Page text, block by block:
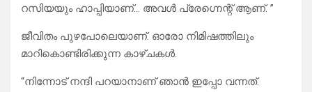
റസിയയും ഹാപ്പിയാണ്… അവൾ പ്രേഗ്നെന്റ് ആണ്. ”
ജീവിതം പുഴപോലെയാണ്. ഓരോ നിമിഷത്തിലും
മാറികൊണ്ടിരിക്കുന്ന കാഴ്ചകൾ.
“നിന്നോട്‌ നന്ദി പറയാനാണ് ഞാൻ ഇപ്പോ വന്നത്.